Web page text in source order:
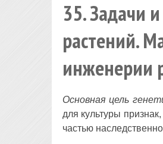
35. Задачи
растений.
инженерии
Основная цель
для культуры
частью